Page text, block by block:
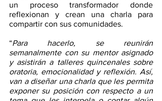
un proceso transformador donde
reflexionan y crean una charla para
compartir con sus comunidades.
“Para hacerlo, se reunirán
semanalmente con su mentor asignado
y asistirán a talleres quincenales sobre
oratoria, emocionalidad y reflexión. Así,
van a diseñar una charla que les permita
exponer su posición con respecto a un